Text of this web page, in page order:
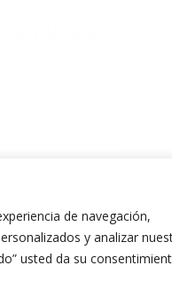
de navegación,
y analizar
usted da su
digital